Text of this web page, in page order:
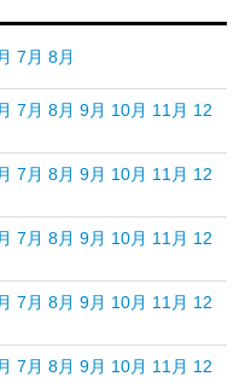
7月 8月
7月 8月 9月 10月 11月 12
7月 8月 9月 10月 11月 12
7月 8月 9月 10月 11月 12
7月 8月 9月 10月 11月 12
7月 8月 9月 10月 11月 12